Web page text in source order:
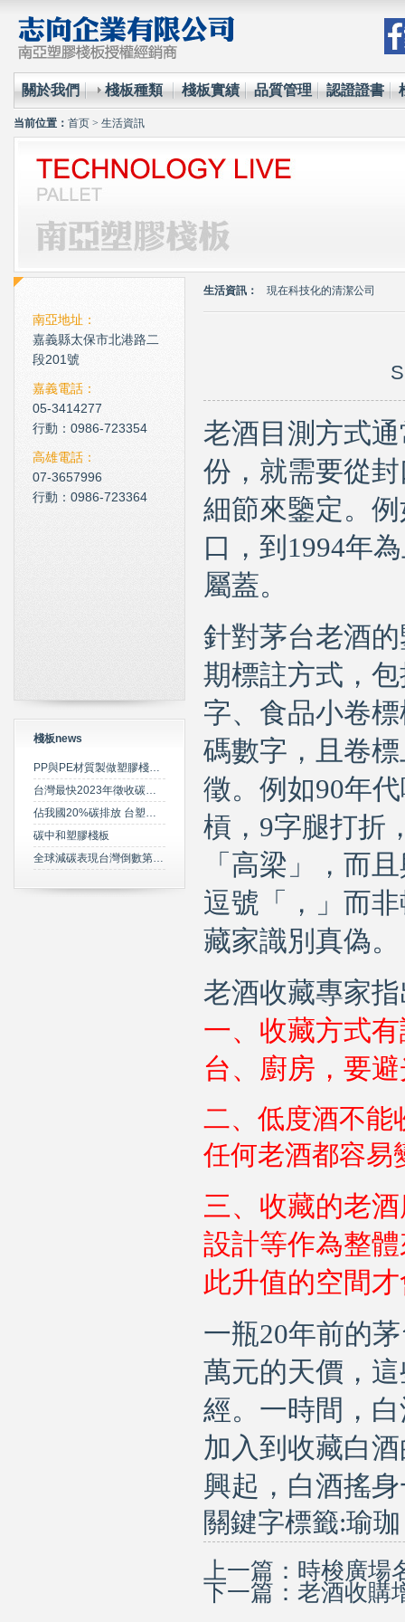
關於我們 棧板種類 棧板實績 品質管理 認證證書
当前位置： 首页 > 生活資訊
南亞地址：
嘉義縣太保市北港路二
段201號
嘉義電話：
05-3414277
行動：0986-723354
高雄電話：
07-3657996
行動：0986-723364
棧板news
PP與PE材質製做塑膠棧板之特性比較
台灣最快2023年徵收碳費 擬定期調升費率
佔我國20%碳排放 台塑規劃2050年達成淨零碳排
碳中和塑膠棧板
全球減碳表現台灣倒數第三 綠委年底提「氣候變遷法」草案雪恥
生活資訊： 現在科技化的清潔公司
環保材質的使用已經成為全
台塑王永慶的傳奇一生與典
現在科技化的清潔公司
心肌梗塞拍打手肘傳言是假
老酒目測方式
份，就需要從
細節來鑒定。
口，到 1994年
屬蓋。
針對茅台老酒
期標註方式，
字、食品小卷
碼數字，且卷
徵。例如90年
槓， 9字腿打折
「高梁」，而
逗號「，」而
藏家識別真偽。
老酒收藏專家
一、收藏方式
台、廚房，要
二、低度酒不能
任何老酒都容易
三、收藏的老
設計等作為整
此升值的空間
一瓶20年前的
萬元的天價，
經。一時間，
加入到收藏白
興起，白酒搖
關鍵字標籤:瑜珈
上一篇： 時梭廣場
下一篇： 老酒收購